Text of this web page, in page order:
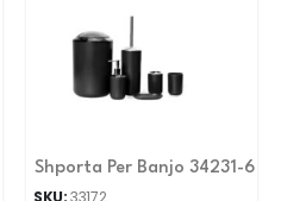
Shporta Per Banjo 34231-6
SKU:33172